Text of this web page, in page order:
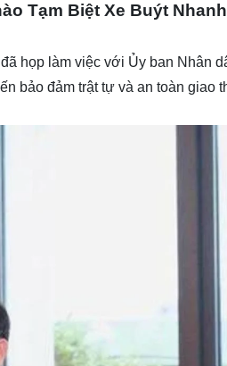
Tạm Biệt Xe Buýt
họp làm việc với Ủy ban Nhân
bảo đảm trật tự và an toàn giao